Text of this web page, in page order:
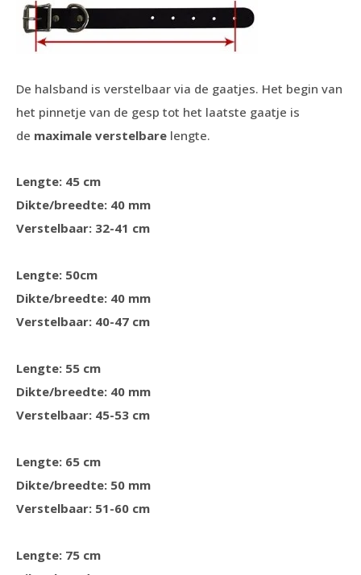
De halsband is verstelbaar via de gaatjes. Het begin van
het pinnetje van de gesp tot het laatste gaatje is
de maximale verstelbare lengte.
Lengte: 45 cm
Dikte/breedte: 40 mm
Verstelbaar: 32-41 cm
Lengte: 50cm
Dikte/breedte: 40 mm
Verstelbaar: 40-47 cm
Lengte: 55 cm
Dikte/breedte: 40 mm
Verstelbaar: 45-53 cm
Lengte: 65 cm
Dikte/breedte: 50 mm
Verstelbaar: 51-60 cm
Lengte: 75 cm